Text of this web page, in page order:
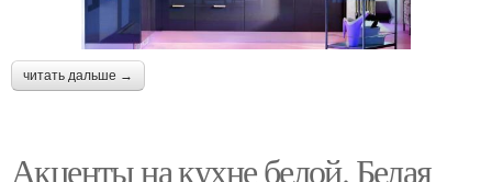
читать дальше →
Акценты на кухне белой. Белая